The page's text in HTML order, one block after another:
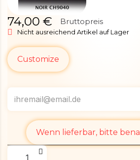
74,00 € Bruttopreis
Nicht ausreichend Artikel auf Lager
Customize
Wenn lieferbar, bitte